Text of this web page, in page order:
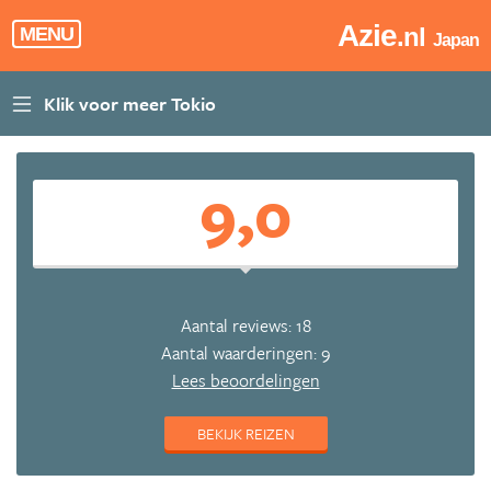
MENU Azie.nl Japan
9,0
Aantal reviews: 18
Aantal waarderingen: 9
Lees beoordelingen
BEKIJK REIZEN